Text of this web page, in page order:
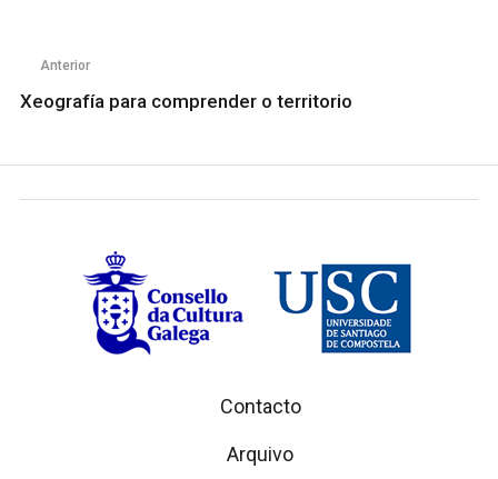
Anterior
Xeografía para comprender o territorio
Contacto
Arquivo